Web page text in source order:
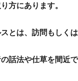
方にあります。
とは、訪問もしく
話法や仕草を間近